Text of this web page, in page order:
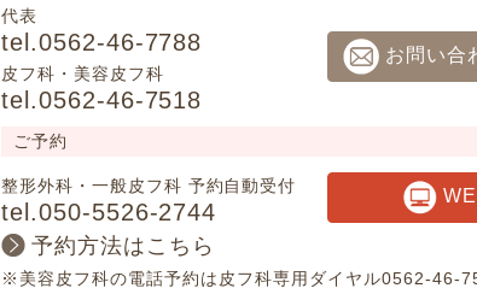
代表
tel.0562-46-7788
皮フ科・美容皮フ科
tel.0562-46-7518
お問い合
ご予約
整形外科・一般皮フ科 予約自動受付
tel.050-5526-2744
予約方法はこちら
※美容皮フ科の電話予約は皮フ科専用ダイヤル0562-46-